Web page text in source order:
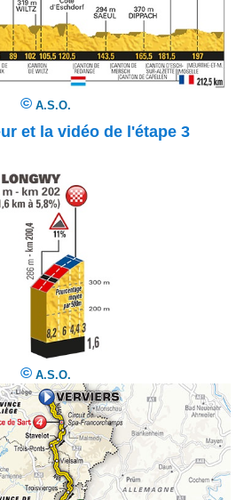
©A.S.O.
et la vidéo de l'étape 3
©A.S.O.